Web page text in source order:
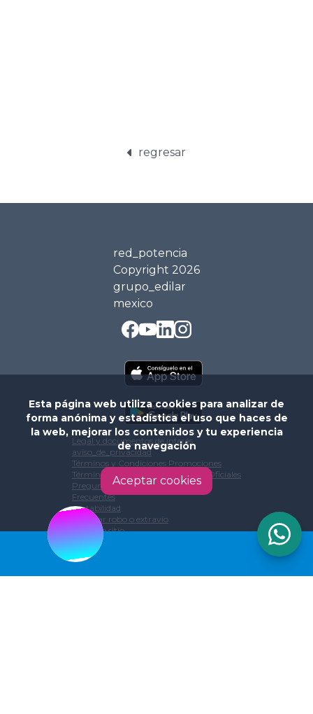
regresar
red_potencia
Copyright 2026
grupo_edilar
mexico
Legal y documentos de interés
aviso_de_privacidad
Términos y Condiciones Promociones
Términos y Condiciones Paquetes Oficiales
Preguntas
Frecuentes
portabilidad
Notificar robo o extravío
Mapa de sitio
Empresas
App
Atención a clientes
Las 24 horas los 365 días del año en:
Esta página web utiliza cookies para analizar de
forma anónima y estadística el uso que haces de
la web, mejorar los contenidos y tu experiencia
de navegación
Aceptar cookies